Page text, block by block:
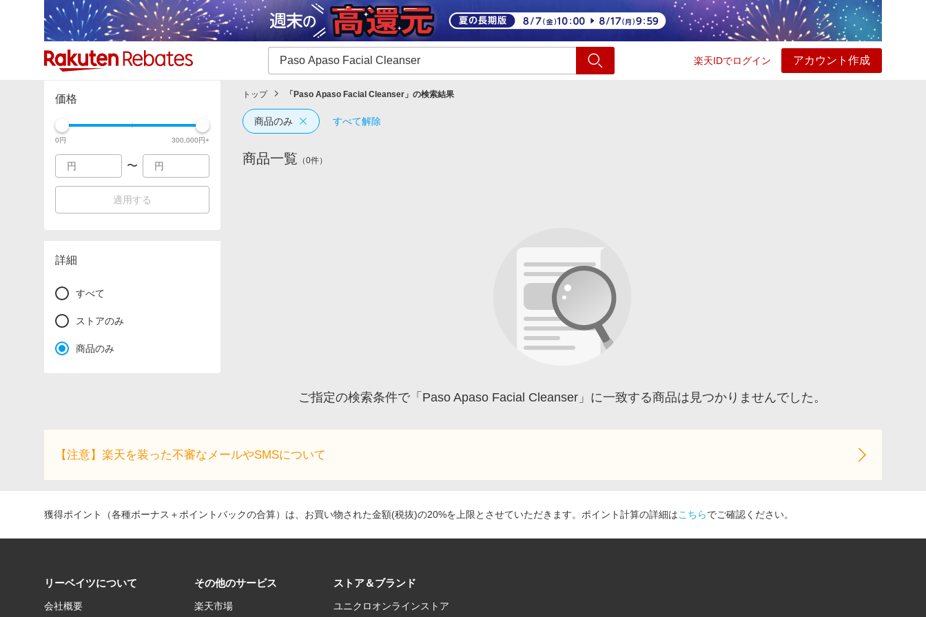
楽天IDでログイン アカウント作成
カテゴリー一覧 イベント一覧 ショッピング
価格
0円 300,000円+
〜
適用する
詳細
すべて
ストアのみ
商品のみ
トップ 「 Paso Apaso Facial Cleanser 」の検索結果
商品のみ すべて解除
商品一覧 （0件）
ご指定の検索条件で「Paso Apaso Facial Cleanser」に一致する商品は見つかりませんでした。
【注意】楽天を装った不審なメールやSMSについて
獲得ポイント（各種ボーナス＋ポイントバックの合算）は、お買い物された金額(税抜)の20%を上限とさせていただきます。ポイント計算の詳細はこちらでご確認ください。
リーベイツについて
会社概要
その他のサービス
楽天市場
ストア＆ブランド
ユニクロオンラインストア